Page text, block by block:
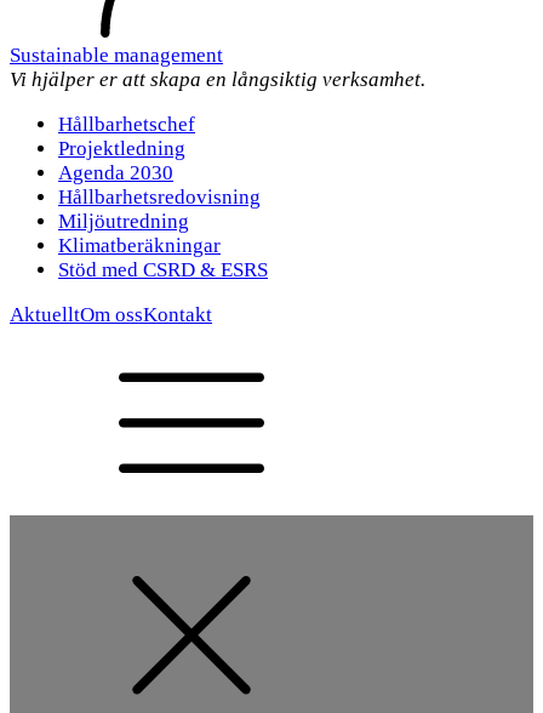
Sustainable management
Vi hjälper er att skapa en långsiktig verksamhet.
Hållbarhetschef
Projektledning
Agenda 2030
Hållbarhetsredovisning
Miljöutredning
Klimatberäkningar
Stöd med CSRD & ESRS
AktuelltOm ossKontakt